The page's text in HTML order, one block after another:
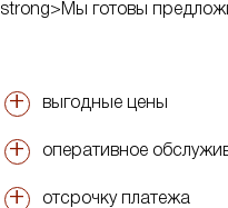
strong>Мы готовы
выгодные цены
оперативное
отсрочку платежа